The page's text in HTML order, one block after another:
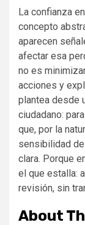
La confianza
concepto
aparecen
afectar esa
no es
acciones y
plantea desde
ciudadano:
que, por la
sensibilidad
clara. Porque
el que estalla:
revisión, sin
About